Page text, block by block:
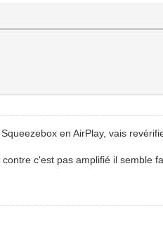
en AirPlay, vais
c'est pas amplifié il semble